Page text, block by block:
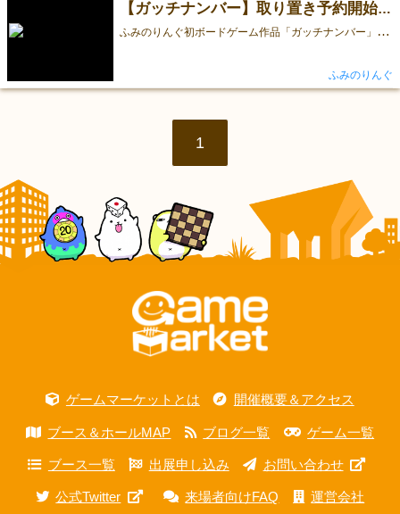
【ガッチナンバー】取り置き予約開始しました
ふ
みのりんぐ初ボードゲーム作品「ガッチナンバー」の ゲームマーケット2022春 4月23日（土曜） 当日取り置き予約を開始しました。 予約はコチラのリンク先から行うことができます。 締め切りは「４月２２日（金）２３時５９分まで」とさせていただきます。 当日、皆様と会えることを心よりお待ちしています！！
ふみのりんぐ
1
ゲームマーケットとは 開催概要＆アクセス
ブース＆ホールMAP ブログ一覧 ゲーム一覧
ブース一覧 出展申し込み お問い合わせ
公式Twitter 来場者向けFAQ 運営会社